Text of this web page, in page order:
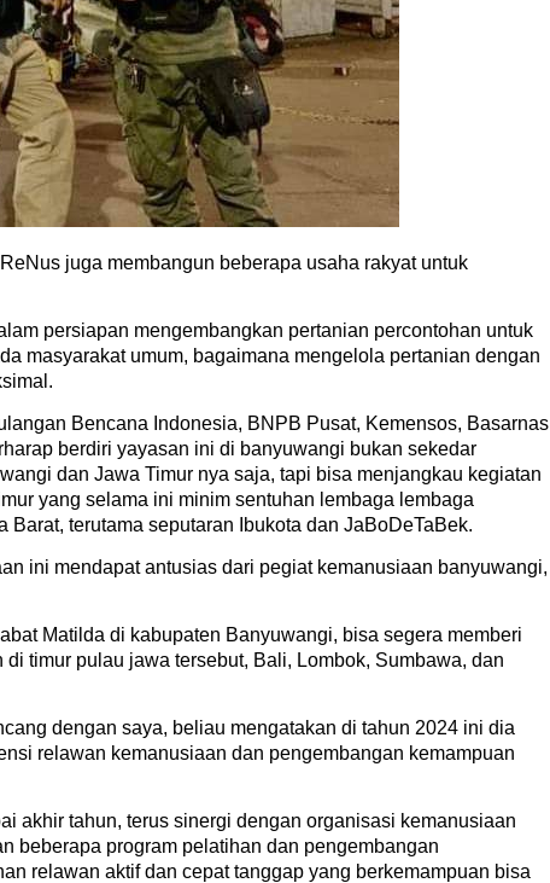
juga membangun beberapa usaha rakyat untuk
persiapan mengembangkan pertanian percontohan untuk
masyarakat umum, bagaimana mengelola pertanian dengan
Bencana Indonesia, BNPB Pusat, Kemensos, Basarnas
berdiri yayasan ini di banyuwangi bukan sekedar
dan Jawa Timur nya saja, tapi bisa menjangkau kegiatan
yang selama ini minim sentuhan lembaga lembaga
terutama seputaran Ibukota dan JaBoDeTaBek.
ini mendapat antusias dari pegiat kemanusiaan banyuwangi,
Matilda di kabupaten Banyuwangi, bisa segera memberi
timur pulau jawa tersebut, Bali, Lombok, Sumbawa, dan
dengan saya, beliau mengatakan di tahun 2024 ini dia
relawan kemanusiaan dan pengembangan kemampuan
akhir tahun, terus sinergi dengan organisasi kemanusiaan
beberapa program pelatihan dan pengembangan
relawan aktif dan cepat tanggap yang berkemampuan bisa